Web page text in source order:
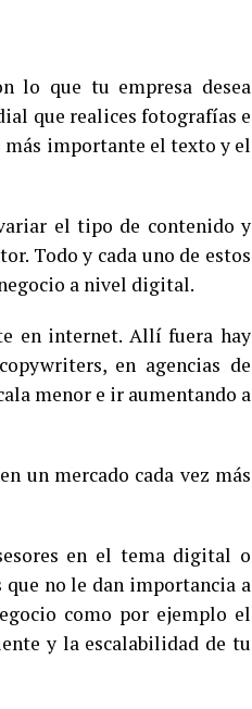
lo que tu empresa desea
que realices fotografías e
más importante el texto y el
el tipo de contenido y
Todo y cada uno de estos
a nivel digital.
en internet. Allí fuera hay
en agencias de
menor e ir aumentando a
un mercado cada vez más
en el tema digital o
que no le dan importancia a
como por ejemplo el
y la escalabilidad de tu